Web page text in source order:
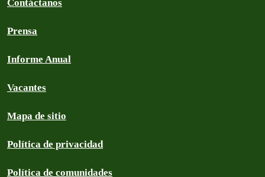
Contáctanos
Prensa
Informe Anual
Vacantes
Mapa de sitio
Política de privacidad
Política de comunidades